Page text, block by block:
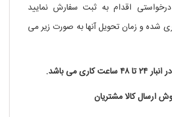
درخواستی اقدام به ثبت سفارش نمایید
شده و زمان تحویل آنها به صورت زیر می
کاری می باشد.
ارسال کالا مشتریان